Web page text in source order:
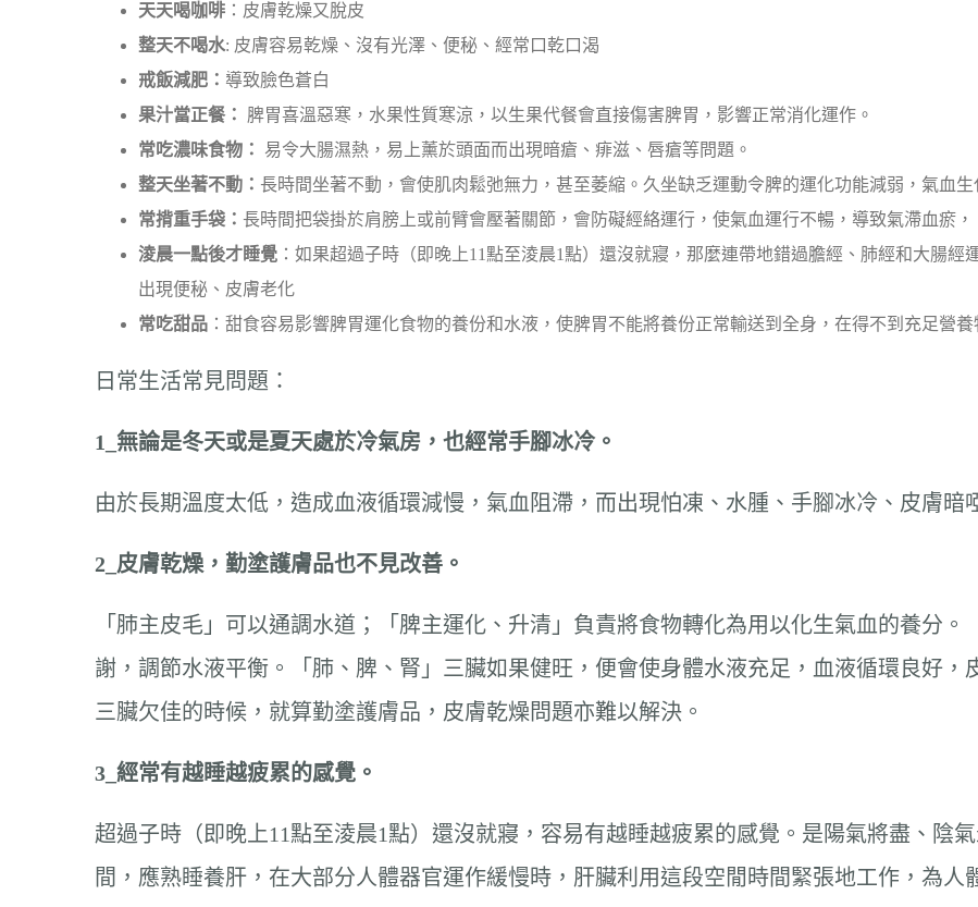
天天喝咖啡 ：皮膚乾燥又脫皮
整天不喝水: 皮膚容易乾燥、沒有光澤、便秘、經常口乾口渴
戒飯減肥： 導致臉色蒼白
果汁當正餐： 脾胃喜溫惡寒，水果性質寒涼，以生果代餐會直接傷害脾胃，影響正常消化運作。
常吃濃味食物：
易令大腸濕熱，易上薰於頭面而出現暗瘡、痱滋、唇瘡等問題。
整天坐著不動： 長時間坐著不動，會使肌肉鬆弛無力，甚至萎縮。久坐缺乏運動令脾的運化功能減弱，氣血生
常揹重手袋： 長時間把袋掛於肩膀上或前臂會壓著關節，會防礙經絡運行，使氣血運行不暢，導致氣滯血瘀
淩晨一點後才睡覺 ：如果超過子時（即晚上11點至淩晨1點）還沒就寢，那麼連帶地錯過膽經、肺經和大腸
出現便秘、皮膚老化
常吃甜品 ：甜食容易影響脾胃運化食物的養份和水液，使脾胃不能將養份正常輸送到全身，在得不到充足營
日常生活常見問題：
1_ 無論是冬天或是夏天處於冷氣房，也經常手腳冰冷。
由於長期溫度太低，造成血液循環減慢，氣血阻滯，而出現怕凍、水腫、手腳冰冷、皮膚暗
2_ 皮膚乾燥，勤塗護膚品也不見改善。
「肺主皮毛」可以通調水道；「脾主運化、升清」負責將食物轉化為用以化生氣血的養分
謝，調節水液平衡。「肺、脾、腎」三臟如果健旺，便會使身體水液充足，血液循環良好，
三臟欠佳的時候，就算勤塗護膚品，皮膚乾燥問題亦難以解決。
3_ 經常有越睡越疲累的感覺。
超過子時（即晚上11點至淩晨1點）還沒就寢，容易有越睡越疲累的感覺。是陽氣將盡、陰
間，應熟睡養肝，在大部分人體器官運作緩慢時，肝臟利用這段空閒時間緊張地工作，為人